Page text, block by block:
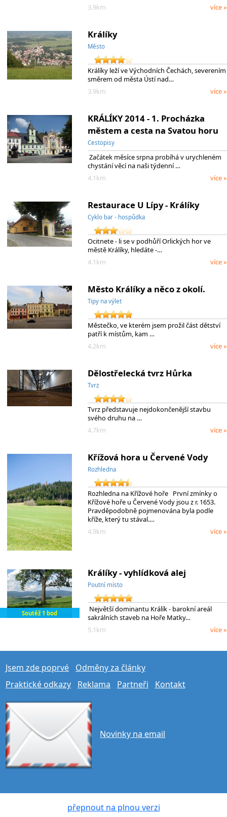
3.9km
více »
Králíky
Město
Králíky leží ve Východních Čechách, severením
směrem od města Ústí nad…
3.9km
více »
KRÁLÍKY 2014 - 1. Procházka
městem a cesta na Svatou horu
Cestopisy
Začátek měsíce srpna probíhá v urychleném
chystání věcí na naši týdenní …
4.1km
více »
Restaurace U Lípy - Králíky
Cyklo bar - hospůdka
Ocitnete - li se v podhůří Orlických hor ve
městě Králíky, hledáte -…
4.1km
více »
Město Králíky a něco z okolí.
Tipy na výlet
Městečko, ve kterém jsem prožil část dětství
patří k místům, kam …
4.2km
více »
Dělostřelecká tvrz Hůrka
Tvrz
Tvrz představuje nejdokončenější stavbu
svého druhu na …
4.7km
více »
Křížová hora u Červené Vody
Rozhledna
Rozhledna na Křížové hoře První zmínky o
Křížové hoře u Červené Vody jsou z r. 1653.
Pravděpodobně pojmenována byla podle
kříže, který tu stával.…
4.9km
více »
Soutěž 1 bod
Králíky - vyhlídková alej
Poutní místo
Největší dominantu Králík - barokní areál
sakrálních staveb na Hoře Matky…
5.1km
více »
Jsem zde poprvé
Odměny za články
Praktické odkazy
Reklama Partneři Kontakt
Novinky na email
přepnout na plnou verzi